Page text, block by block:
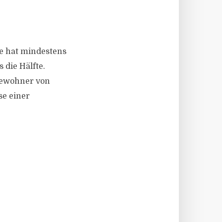
hat mindestens
die Hälfte.
von
einer